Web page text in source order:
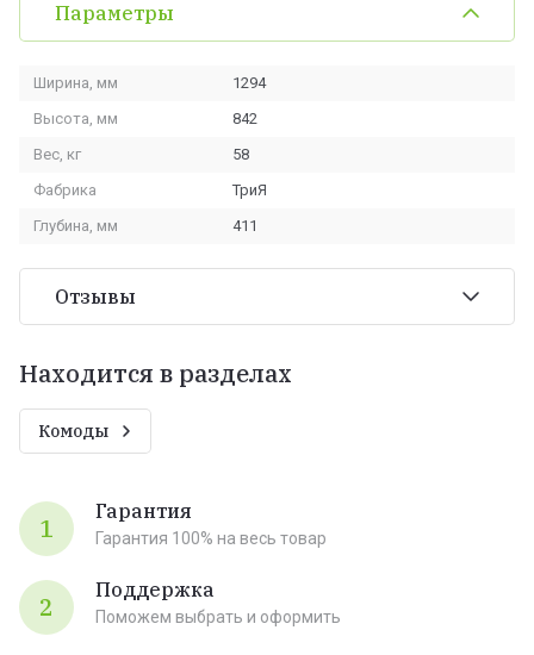
Параметры
Ширина, мм
1294
Высота, мм
842
Вес, кг
58
Фабрика
ТриЯ
Глубина, мм
411
Отзывы
Находится в разделах
Комоды
1
Гарантия
Гарантия 100% на весь товар
2
Поддержка
Поможем выбрать и оформить